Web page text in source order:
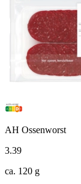
AH Ossenworst
3.39
ca. 120 g